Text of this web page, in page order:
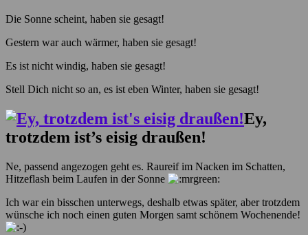
Die Sonne scheint, haben sie gesagt!
Gestern war auch wärmer, haben sie gesagt!
Es ist nicht windig, haben sie gesagt!
Stell Dich nicht so an, es ist eben Winter, haben sie gesagt!
Ey,
trotzdem ist’s eisig draußen!
Ne, passend angezogen geht es. Raureif im Nacken im Schatten,
Hitzeflash beim Laufen in der Sonne
Ich war ein bisschen unterwegs, deshalb etwas später, aber trotzdem
wünsche ich noch einen guten Morgen samt schönem Wochenende!